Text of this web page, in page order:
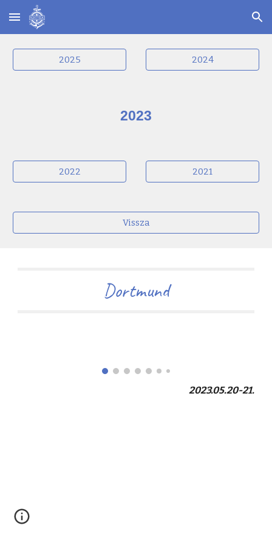
Skip to main content Skip to navigation
2025 2024
2023
2022 2021
Vissza
Dortmund
2023.05.20-21.